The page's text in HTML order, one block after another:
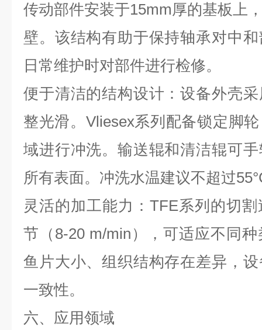
传动部件安装于15mm厚的基板上
壁。该结构有助于保持轴承对中
日常维护时对部件进行检修。
便于清洁的结构设计：设备外壳
整光滑。 Vliesex系列配备锁定脚
域进行冲洗。输送辊和清洁辊可
所有表面。冲洗水温建议不超过55°
灵活的加工能力： TFE系列的切
节（ 8-20 m/min ），可适应不同
鱼片大小、组织结构存在差异，
一致性。
六、应用领域